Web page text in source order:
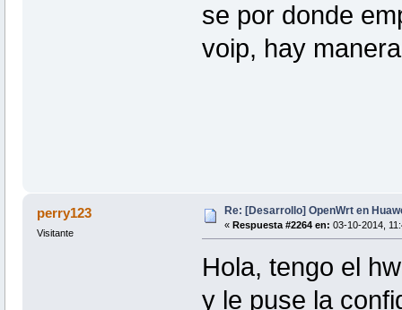
se por donde
voip, hay
perry123
Visitante
Re: [Desarrollo] OpenWrt en
« Respuesta #2264 en: 03-10-2014,
Hola, tengo el
y le puse la